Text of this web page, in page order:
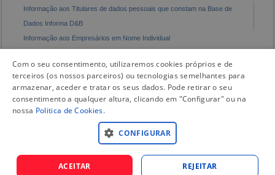
Informação aos Titulares de dados pessoais que constam na Base de
Dados Informa D&B
Informação aos Empresários em Nome Individual
Com o seu consentimento, utilizaremos cookies próprios e de
terceiros (os nossos parceiros) ou tecnologias semelhantes para
armazenar, aceder e tratar os seus dados. Pode retirar o seu
consentimento a qualquer altura, clicando em "Configurar" ou na
nossa Politica de Cookies.
CONFIGURAR
ACEITAR REJEITAR